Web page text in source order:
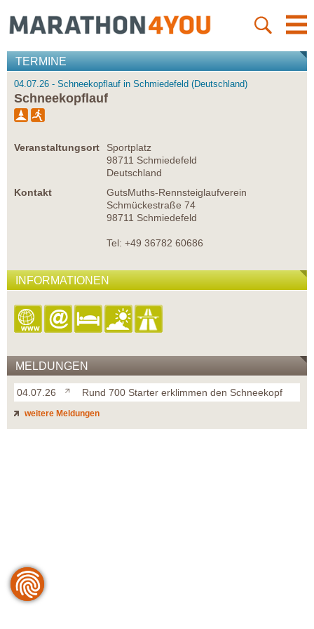
TERMINE
04.07.26 - Schneekopflauf in Schmiedefeld (Deutschland)
Schneekopflauf
Veranstaltungsort
Sportplatz
98711 Schmiedefeld
Deutschland
Kontakt
GutsMuths-Rennsteiglaufverein
Schmückestraße 74
98711 Schmiedefeld
Tel: +49 36782 60686
INFORMATIONEN
MELDUNGEN
04.07.26 Rund 700 Starter erklimmen den Schneekopf
weitere Meldungen